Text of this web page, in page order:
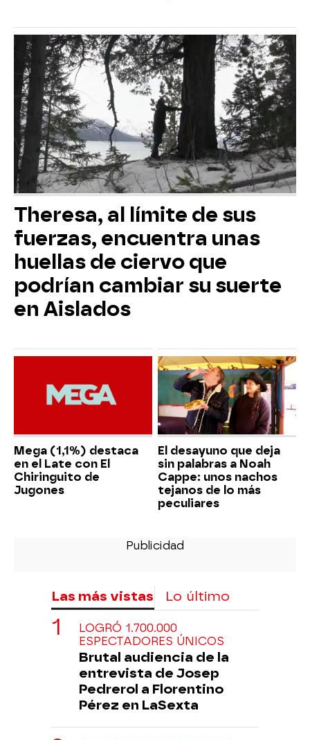
Theresa, al límite de sus
fuerzas, encuentra unas
huellas de ciervo que
podrían cambiar su suerte
en Aislados
Mega (1,1%) destaca
en el Late con El
Chiringuito de
Jugones
El desayuno que deja
sin palabras a Noah
Cappe: unos nachos
tejanos de lo más
peculiares
Las más vistas Lo último
LOGRÓ 1.700.000
ESPECTADORES ÚNICOS
Brutal audiencia de la
entrevista de Josep
Pedrerol a Florentino
Pérez en LaSexta